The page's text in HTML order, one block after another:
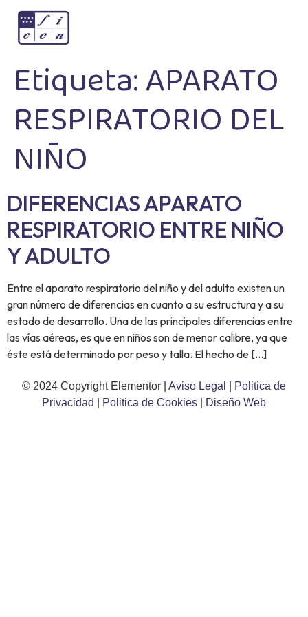
Etiqueta:APARATO
RESPIRATORIO DEL
NIÑO
DIFERENCIAS APARATO
RESPIRATORIO ENTRE NIÑO
Y ADULTO
Entre el aparato respiratorio del niño y del adulto existen un
gran número de diferencias en cuanto a su estructura y a su
estado de desarrollo. Una de las principales diferencias entre
las vías aéreas, es que en niños son de menor calibre, ya que
éste está determinado por peso y talla. El hecho de […]
© 2024 Copyright Elementor | Aviso Legal
Politica de
Privacidad
Politica de Cookies Diseño Web